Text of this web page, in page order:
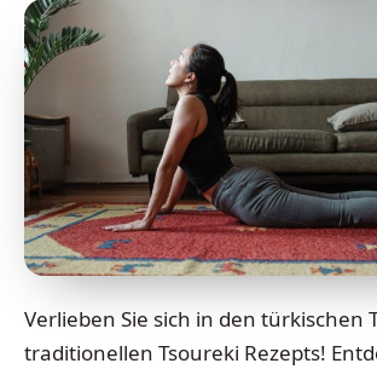
Verlieben Sie sich in den türkischen
traditionellen Tsoureki Rezepts!